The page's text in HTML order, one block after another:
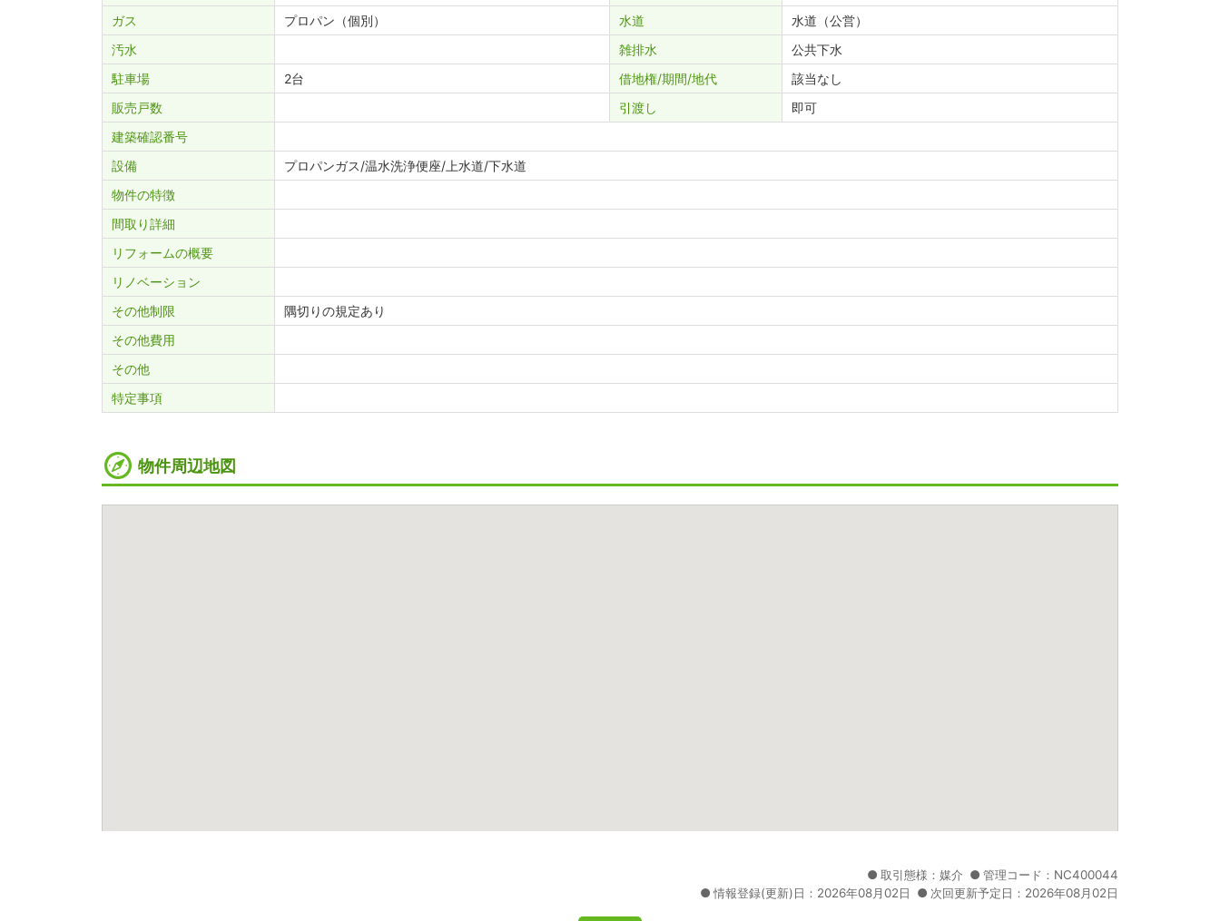
ガス
プロパン（個別） 水道
水道（公営）
汚水
雑排水
公共下水
駐車場
2台 借地権/期間/地代
該当なし
販売戸数
引渡し
即可
建築確認番号
設備
プロパンガス/温水洗浄便座/上水道/下水道
物件の特徴
間取り詳細
リフォームの概要
リノベーション
その他制限
隅切りの規定あり
その他費用
その他
特定事項
物件周辺地図
取引態様：媒介
管理コード：NC400044
情報登録(更新)日：2026年08月02日
次回更新予定日：2026年08月02日